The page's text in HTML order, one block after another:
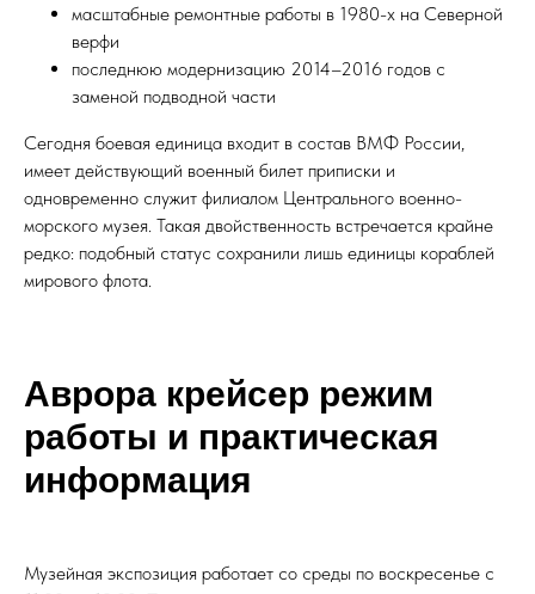
масштабные ремонтные работы в 1980-х на Северной
верфи
последнюю модернизацию 2014–2016 годов с
заменой подводной части
Сегодня боевая единица входит в состав ВМФ России,
имеет действующий военный билет приписки и
одновременно служит филиалом Центрального военно-
морского музея. Такая двойственность встречается крайне
редко: подобный статус сохранили лишь единицы кораблей
мирового флота.
Аврора крейсер режим
работы и практическая
информация
Музейная экспозиция работает со среды по воскресенье с